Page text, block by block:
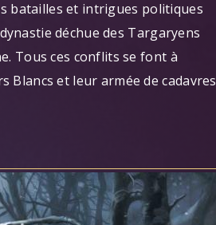
batailles et intrigues politiques
déchue des Targaryens
Tous ces conflits se font à
Blancs et leur armée de cadavres